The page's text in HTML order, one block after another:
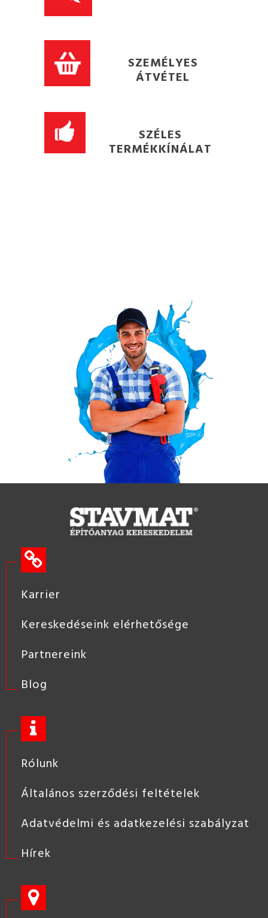
SZEMÉLYES
ÁTVÉTEL
SZÉLES
TERMÉKKÍNÁLAT
Karrier
Kereskedéseink elérhetősége
Partnereink
Blog
Rólunk
Általános szerződési feltételek
Adatvédelmi és adatkezelési szabályzat
Hírek